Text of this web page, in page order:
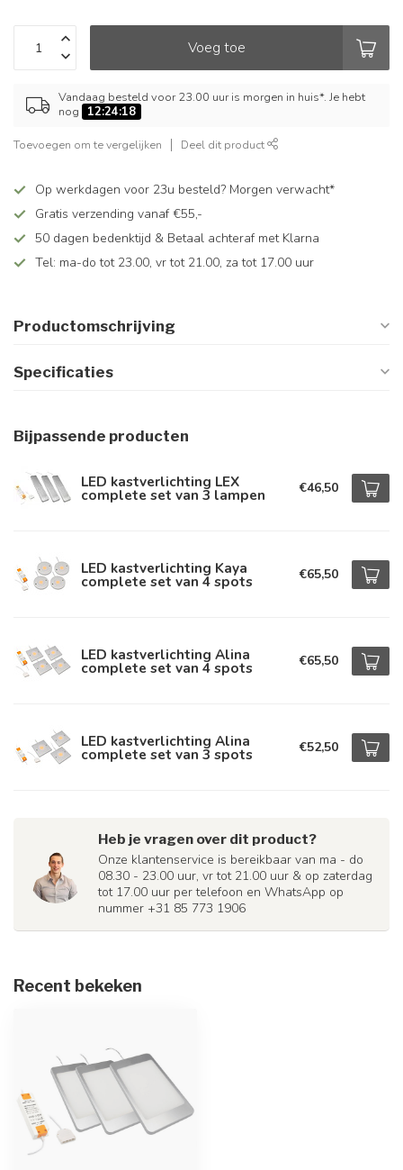
Voeg toe
Vandaag besteld voor 23.00 uur is morgen in huis*. Je hebt
nog
12:24:18
Toevoegen om te vergelijken Deel dit product
Op werkdagen voor 23u besteld? Morgen verwacht*
Gratis verzending vanaf €55,-
50 dagen bedenktijd & Betaal achteraf met Klarna
Tel: ma-do tot 23.00, vr tot 21.00, za tot 17.00 uur
Productomschrijving
Specificaties
Bijpassende producten
LED kastverlichting LEX
complete set van 3 lampen €46,50
LED kastverlichting Kaya
complete set van 4 spots €65,50
LED kastverlichting Alina
complete set van 4 spots €65,50
LED kastverlichting Alina
complete set van 3 spots €52,50
Heb je vragen over dit product?
Onze klantenservice is bereikbaar van ma - do
08.30 - 23.00 uur, vr tot 21.00 uur & op zaterdag
tot 17.00 uur per telefoon en WhatsApp op
nummer +31 85 773 1906
Recent bekeken